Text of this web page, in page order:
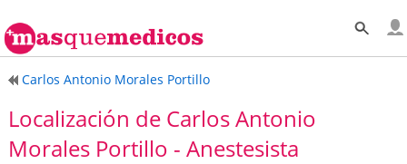
Carlos Antonio Morales Portillo
Localización de Carlos Antonio
Morales Portillo - Anestesista